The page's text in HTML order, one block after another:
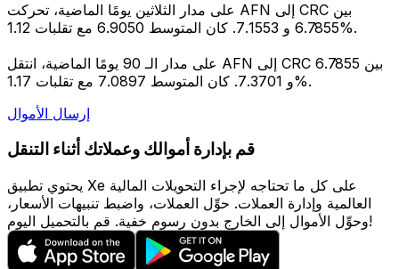
على مدار الثلاثين يومًا الماضية، تحركت AFN إلى CRC بين
6.7855 و 7.1553. كان المتوسط 6.9050 مع تقلبات 1.12%.
على مدار الـ 90 يومًا الماضية، انتقل AFN إلى CRC بين 6.7855
و 7.3701. كان المتوسط 7.0897 مع تقلبات 1.17%.
إرسال الأموال
قم بإدارة أموالك وعملاتك أثناء التنقل
يحتوي تطبيق Xe على كل ما تحتاجه لإجراء التحويلات المالية
العالمية وإدارة العملات. حوِّل العملات، واضبط تنبيهات الأسعار،
وحوِّل الأموال إلى الخارج بدون رسوم خفية. قم بالتحميل اليوم!